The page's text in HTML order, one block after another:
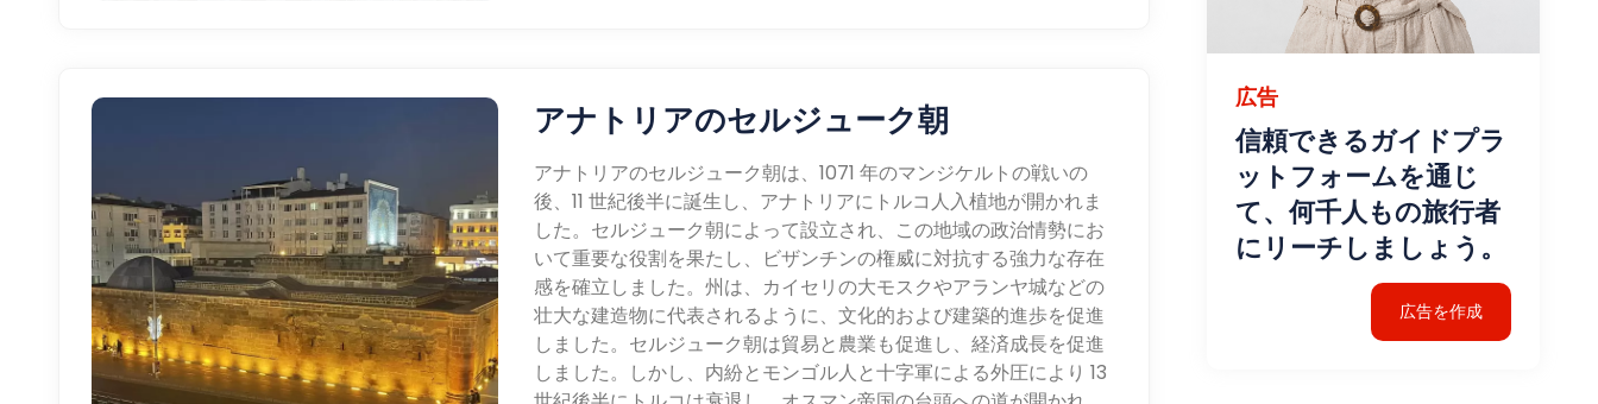
アナトリアのセルジューク朝
アナトリアのセルジューク朝は、1071 年のマンジケルトの戦いの
後、11 世紀後半に誕生し、アナトリアにトルコ人入植地が開かれま
した。セルジューク朝によって設立され、この地域の政治情勢にお
いて重要な役割を果たし、ビザンチンの権威に対抗する強力な存在
感を確立しました。州は、カイセリの大モスクやアランヤ城などの
壮大な建造物に代表されるように、文化的および建築的進歩を促進
しました。セルジューク朝は貿易と農業も促進し、経済成長を促進
しました。しかし、内紛とモンゴル人と十字軍による外圧により 13
広告
信頼できるガイドプラ
ットフォームを通じ
て、何千人もの旅行者
にリーチしましょう。
広告を作成